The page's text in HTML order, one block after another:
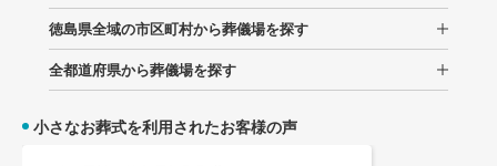
徳島県全域の市区町村から葬儀場を探す
全都道府県から葬儀場を探す
小さなお葬式を利用されたお客様の声